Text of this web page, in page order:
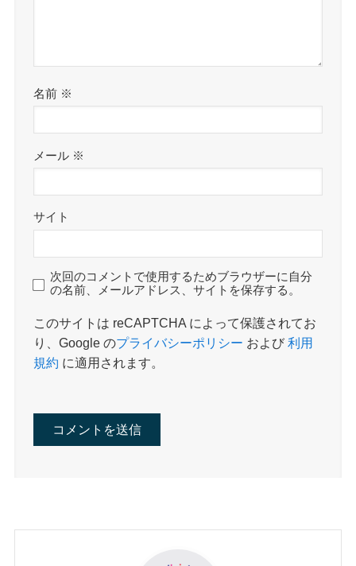
名前 ※
メール ※
サイト
次回のコメントで使用するためブラウザーに自分
の名前、メールアドレス、サイトを保存する。
このサイトは reCAPTCHA によって保護されてお
り、Google のプライバシーポリシー および利用
規約 に適用されます。